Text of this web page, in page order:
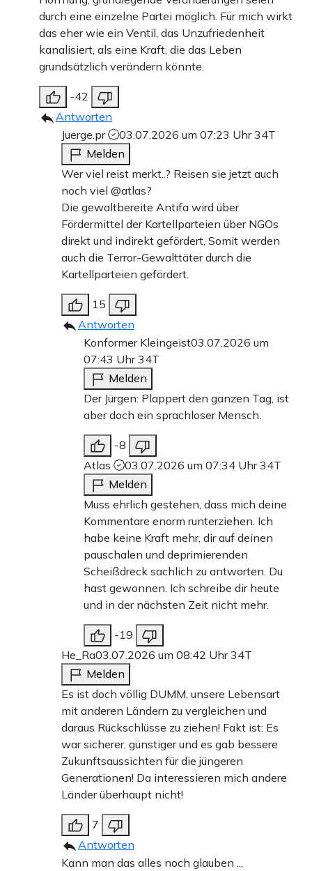
durch eine einzelne Partei möglich. Für mich wirkt
das eher wie ein Ventil, das Unzufriedenheit
kanalisiert, als eine Kraft, die das Leben
grundsätzlich verändern könnte.
-42
Antworten
Juerge.pr
03.07.2026 um 07:23 Uhr34T
Melden
Wer viel reist merkt..? Reisen sie jetzt auch
noch viel @atlas?
Die gewaltbereite Antifa wird über
Fördermittel der Kartellparteien über NGOs
direkt und indirekt gefördert, Somit werden
auch die Terror-Gewalttäter durch die
Kartellparteien gefördert.
15
Antworten
Konformer Kleingeist03.07.2026 um
07:43 Uhr34T
Melden
Der Jürgen: Plappert den ganzen Tag, ist
aber doch ein sprachloser Mensch.
-8
Atlas
03.07.2026 um 07:34 Uhr34T
Melden
Muss ehrlich gestehen, dass mich deine
Kommentare enorm runterziehen. Ich
habe keine Kraft mehr, dir auf deinen
pauschalen und deprimierenden
Scheißdreck sachlich zu antworten. Du
hast gewonnen. Ich schreibe dir heute
und in der nächsten Zeit nicht mehr.
-19
He_Ra03.07.2026 um 08:42 Uhr34T
Melden
Es ist doch völlig DUMM, unsere Lebensart
mit anderen Ländern zu vergleichen und
daraus Rückschlüsse zu ziehen! Fakt ist: Es
war sicherer, günstiger und es gab bessere
Zukunftsaussichten für die jüngeren
Generationen! Da interessieren mich andere
Länder überhaupt nicht!
7
Antworten
Kann man das alles noch glauben ...